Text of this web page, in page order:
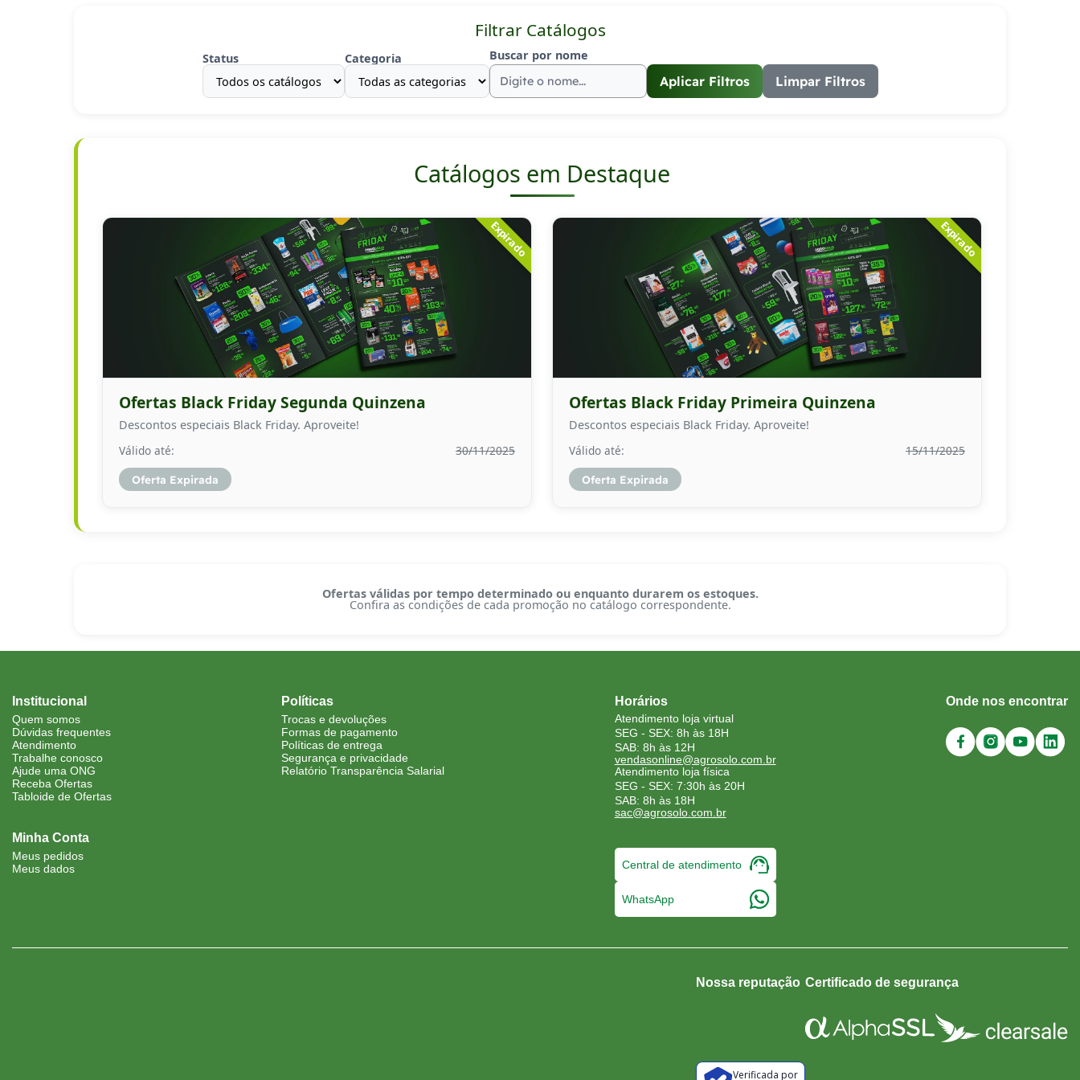
Filtrar Catálogos
Status Categoria Buscar por nome
Aplicar Filtros Limpar Filtros
Catálogos em Destaque
Expirado
Ofertas Black Friday Segunda Quinzena
Descontos especiais Black Friday. Aproveite!
Válido até:
30/11/2025
Oferta Expirada
Expirado
Ofertas Black Friday Primeira Quinzena
Descontos especiais Black Friday. Aproveite!
Válido até:
15/11/2025
Oferta Expirada
Ofertas válidas por tempo determinado ou enquanto durarem os estoques.
Confira as condições de cada promoção no catálogo correspondente.
Institucional
Quem somos
Dúvidas frequentes
Atendimento
Trabalhe conosco
Ajude uma ONG
Receba Ofertas
Tabloide de Ofertas
Minha Conta
Meus pedidos
Meus dados
Políticas
Trocas e devoluções
Formas de pagamento
Políticas de entrega
Segurança e privacidade
Relatório Transparência Salarial
Horários
Atendimento loja virtual
SEG - SEX: 8h às 18H
SAB: 8h às 12H
vendasonline@agrosolo.com.br
Atendimento loja física
SEG - SEX: 7:30h às 20H
SAB: 8h às 18H
sac@agrosolo.com.br
Central de atendimento
WhatsApp
Onde nos encontrar
Nossa reputação
Verificada por
Certificado de segurança